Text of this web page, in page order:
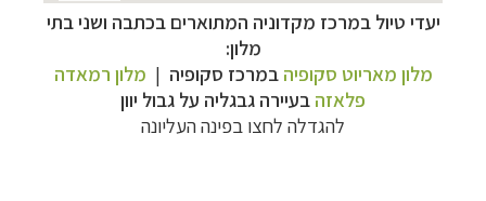
יעדי טיול במרכז מקדוניה המתוארים בכתבה ושני בתי
מלון:
מלון מאריוט סקופיה במרכז סקופיה | מלון רמאדה
פלאזה בעיירה גבגליה על גבול יוון
להגדלה לחצו בפינה העליונה